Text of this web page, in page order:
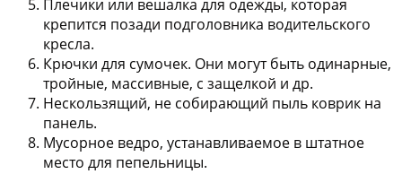
Плечики или вешалка для одежды, которая
крепится позади подголовника водительского
кресла.
Крючки для сумочек. Они могут быть одинарные,
тройные, массивные, с защелкой и др.
Нескользящий, не собирающий пыль коврик на
панель.
Мусорное ведро, устанавливаемое в штатное
место для пепельницы.